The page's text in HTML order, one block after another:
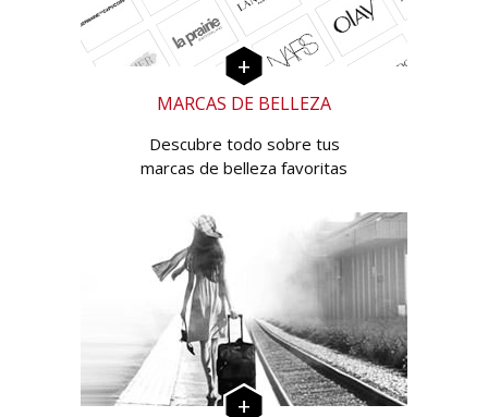
MARCAS DE BELLEZA
Descubre todo sobre tus
marcas de belleza favoritas